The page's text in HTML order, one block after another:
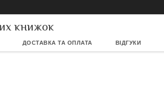
книжок
ДОСТАВКА ТА ОПЛАТА ВІДГУКИ